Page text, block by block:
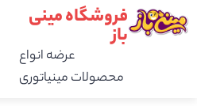
فروشگاه مینی
باز
عرضه انواع
محصولات مینیاتوری